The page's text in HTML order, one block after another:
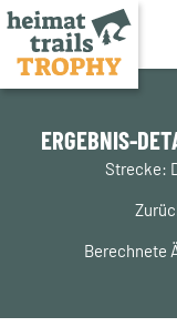
Zum
springenERGEBNIS-
Strecke:
Berechnete